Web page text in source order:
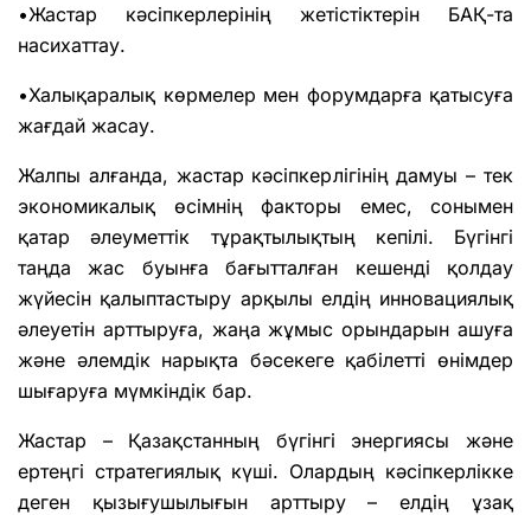
•Жастар кәсіпкерлерінің жетістіктерін БАҚ-та
насихаттау.
•Халықаралық көрмелер мен форумдарға қатысуға
жағдай жасау.
Жалпы алғанда, жастар кәсіпкерлігінің дамуы – тек
экономикалық өсімнің факторы емес, сонымен
қатар әлеуметтік тұрақтылықтың кепілі. Бүгінгі
таңда жас буынға бағытталған кешенді қолдау
жүйесін қалыптастыру арқылы елдің инновациялық
әлеуетін арттыруға, жаңа жұмыс орындарын ашуға
және әлемдік нарықта бәсекеге қабілетті өнімдер
шығаруға мүмкіндік бар.
Жастар – Қазақстанның бүгінгі энергиясы және
ертеңгі стратегиялық күші. Олардың кәсіпкерлікке
деген қызығушылығын арттыру – елдің ұзақ